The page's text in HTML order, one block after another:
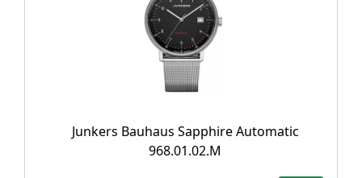
Junkers Bauhaus Sapphire Automatic
968.01.02.M